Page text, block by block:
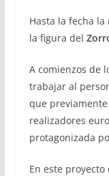
Hasta la fecha
la figura del
A comienzos de
trabajar al
que
realizadores
protagonizada
En este